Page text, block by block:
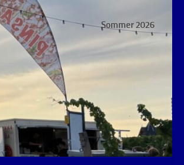
Sommer 2026